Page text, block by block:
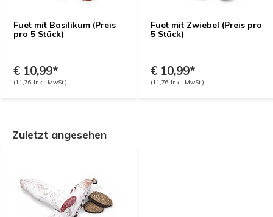
Fuet mit Basilikum (Preis
pro 5 Stück)
€ 10,99*
(11,76 Inkl. MwSt.)
Fuet mit Zwiebel (Preis pro
5 Stück)
€ 10,99*
(11,76 Inkl. MwSt.)
Zuletzt angesehen